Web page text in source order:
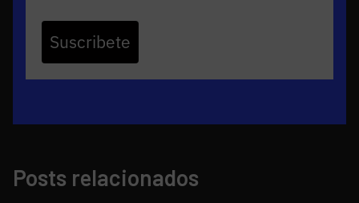
Suscribete
Posts relacionados